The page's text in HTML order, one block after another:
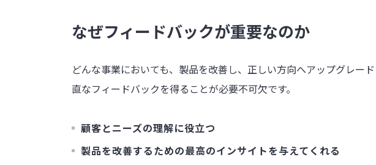
なぜフィードバックが重要なのか
どんな事業においても、製品を改善し、正しい方向へアップグレー
直なフィードバックを得ることが必要不可欠です。
顧客とニーズの理解に役立つ
製品を改善するための最高のインサイトを与えてくれる